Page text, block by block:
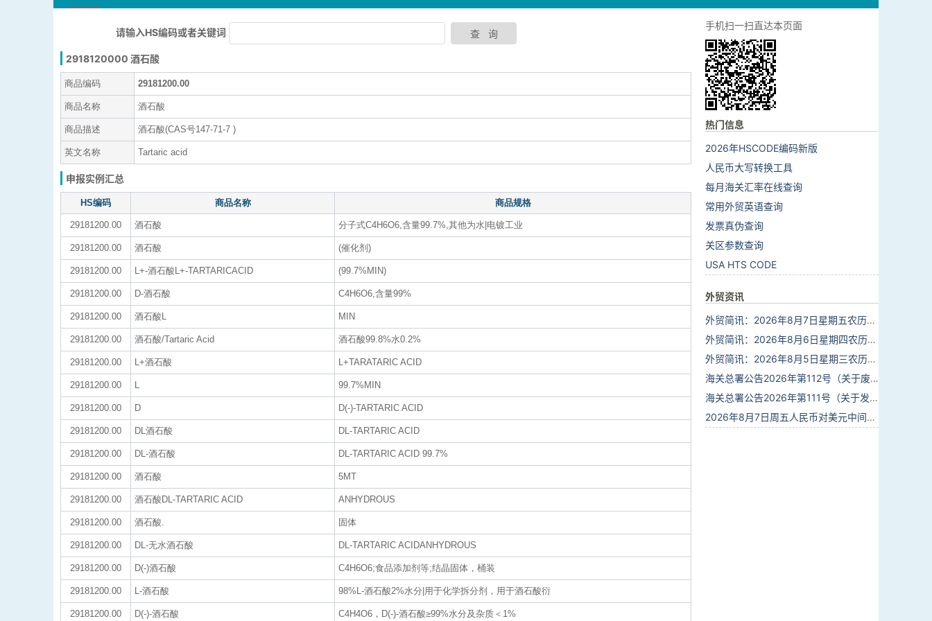
请输入HS编码或者关键词
2918120000 酒石酸
商品编码 29181200.00
商品名称 酒石酸
商品描述 酒石酸(CAS号147-71-7 )
英文名称 Tartaric acid
申报实例汇总
HS编码 商品名称 商品规格
29181200.00 酒石酸 分子式C4H6O6,含量99.7%,其他为水|电镀工业
29181200.00 酒石酸 (催化剂)
29181200.00 L+-酒石酸L+-TARTARICACID (99.7%MIN)
29181200.00 D-酒石酸 C4H6O6,含量99%
29181200.00 酒石酸L MIN
29181200.00 酒石酸/Tartaric Acid 酒石酸99.8%水0.2%
29181200.00 L+酒石酸 L+TARATARIC ACID
29181200.00 L 99.7%MIN
29181200.00 D D(-)-TARTARIC ACID
29181200.00 DL酒石酸 DL-TARTARIC ACID
29181200.00 DL-酒石酸 DL-TARTARIC ACID 99.7%
29181200.00 酒石酸 5MT
29181200.00 酒石酸DL-TARTARIC ACID ANHYDROUS
29181200.00 酒石酸. 固体
29181200.00 DL-无水酒石酸 DL-TARTARIC ACIDANHYDROUS
29181200.00 D(-)酒石酸 C4H6O6;食品添加剂等;结晶固体，桶装
29181200.00 L-酒石酸 98%L-酒石酸2%水分|用于化学拆分剂，用于酒石酸衍
29181200.00 D(-)-酒石酸 C4H4O6，D(-)-酒石酸≥99%水分及杂质＜1%
手机扫一扫直达本页面
热门信息
2026年HSCODE编码新版
人民币大写转换工具
每月海关汇率在线查询
常用外贸英语查询
发票真伪查询
关区参数查询
USA HTS CODE
外贸资讯
外贸简讯：2026年8月7日星期五农历六月廿五
外贸简讯：2026年8月6日星期四农历六月廿四
外贸简讯：2026年8月5日星期三农历六月廿三
海关总署公告2026年第112号（关于废止部分卫生检疫类规范性文件的公告）
海关总署公告2026年第111号（关于发布《进出境动植物检疫处理监督管理工作规定》《进出境卫生处理监督管理工作规定》的公告）
2026年8月7日周五人民币对美元中间价报6.7904调贬9个基点